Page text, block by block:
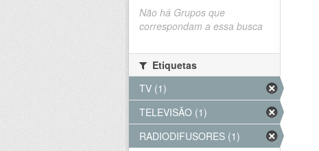
Não há Grupos que
correspondam a essa busca
Etiquetas
TV (1)
TELEVISÃO (1)
RADIODIFUSORES (1)